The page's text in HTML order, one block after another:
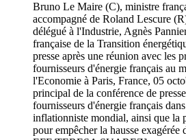
Bruno Le Maire (C), ministre
accompagné de Roland Lescure
délégué à l'Industrie, Agnès
française de la Transition
presse après une réunion avec les
fournisseurs d'énergie français au
l'Economie à Paris, France, 05
principal de la conférence de
fournisseurs d'énergie français
inflationniste mondial, ainsi que la
pour empêcher la hausse